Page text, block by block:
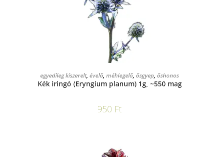
KOSÁRBA TESZEM
egyedileg kiszerelt, évelő, méhlegelő, ősgyep, őshonos
Kék iringó (Eryngium planum) 1g, ~550 mag
950 Ft